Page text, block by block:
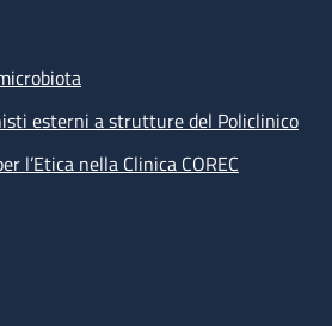
esterni a strutture del Policlinico
l’Etica nella Clinica COREC